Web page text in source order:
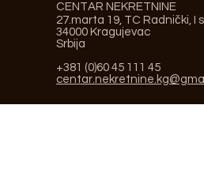
CENTAR NEKRETNINE
27.marta 19, TC Radnički, I
34000 Kragujevac
Srbija
+381 (0)60 45 111 45